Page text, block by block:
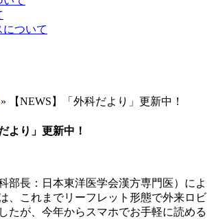
ついて
» 【NEWS】「外科だより」更新中！
より」更新中！
部長：日本東洋医学会漢方専門医）によ
、これまでリーフレット形態で外来ロビ
たが、今年からスマホでお手軽に読める